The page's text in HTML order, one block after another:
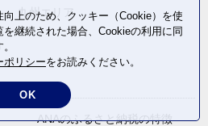
九州エリア
ANAのふるさと納税の特徴
上のため、クッキー（Cookie）を使
継続された場合、Cookieの利用に同
ポリシーをお読みください。
OK